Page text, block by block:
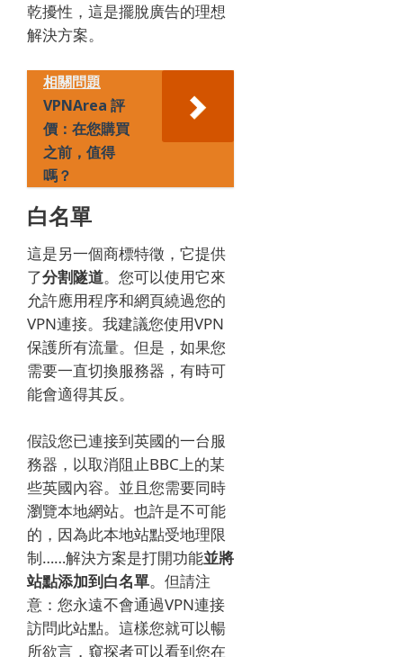
乾擾性，這是擺脫廣告的理想
解決方案。
相關問題
VPNArea 評
價：在您購買
之前，值得
嗎？
白名單
這是另一個商標特徵，它提供
了分割隧道。 您可以使用它來
允許應用程序和網頁繞過您的
VPN連接。 我建議您使用VPN
保護所有流量。 但是，如果您
需要一直切換服務器，有時可
能會適得其反。
假設您已連接到英國的一台服
務器，以取消阻止BBC上的某
些英國內容。 並且您需要同時
瀏覽本地網站。 也許是不可能
的，因為此本地站點受地理限
制……解決方案是打開功能並將
站點添加到白名單。 但請注
意：您永遠不會通過VPN連接
訪問此站點。 這樣您就可以暢
所欲言，窺探者可以看到您在